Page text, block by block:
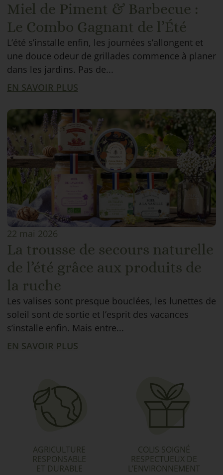
Miel de Piment & Barbecue :
Le Combo Gagnant de l’Été
L’été s’installe enfin, les journées s’allongent et
une douce odeur de grillades commence à planer
dans les jardins. Pas de...
EN SAVOIR PLUS
22 mai 2026
La trousse de secours naturelle
de l’été grâce aux produits de
la ruche
Les valises sont presque bouclées, les lunettes de
soleil sont de sortie et l’esprit des vacances
s’installe enfin. Mais entre...
EN SAVOIR PLUS
AGRICULTURE
RESPONSABLE
ET DURABLE
COLIS SOIGNÉ
RESPECTUEUX DE
L’ENVIRONNEMENT